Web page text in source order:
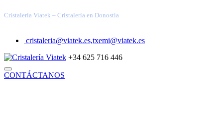
Cristalería Viatek – Cristalería en Donostia
cristaleria@viatek.es,txemi@viatek.es
+34 625 716 446
CONTÁCTANOS